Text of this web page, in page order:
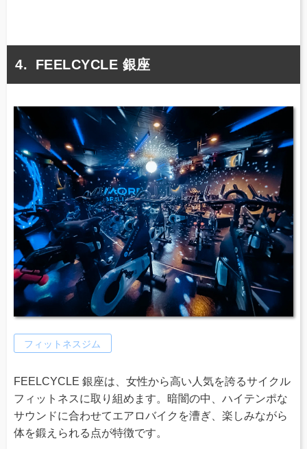
FEELCYCLE 銀座
フィットネスジム
FEELCYCLE 銀座は、女性から高い人気を誇るサイクル
フィットネスに取り組めます。暗闇の中、ハイテンポな
サウンドに合わせてエアロバイクを漕ぎ、楽しみながら
体を鍛えられる点が特徴です。